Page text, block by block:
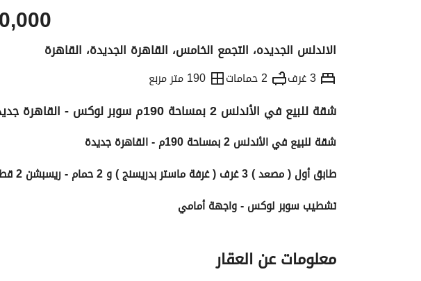
الاندلس الجديده، التجمع الخامس، القاهرة الجديدة، القاهرة
3 غرف 2 حمامات 190 متر مربع
التفاصيل رهن عقاري
شقة للبيع في الأندلس 2 بمساحة 190م سوبر لوكس - القاهرة جديدة
شقة للبيع في الأندلس 2 بمساحة 190م - القاهرة جديدة
طابق أول ( مصعد ) 3 غرف ( غرفة ماستر بدريسنج ) و 2 حمام - ريسبشن 2 قطعة
تشطيب سوبر لوكس - واجهة أمامي
السعر شامل وديعة الصيانة
معلومات عن العقار